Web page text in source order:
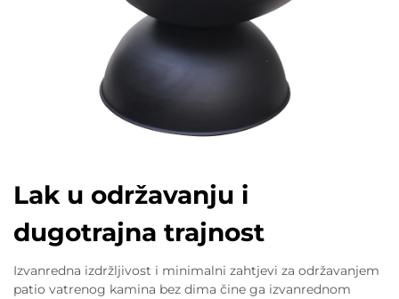
Lak u održavanju i
dugotrajna trajnost
Izvanredna izdržljivost i minimalni zahtjevi za održavanjem
patio vatrenog kamina bez dima čine ga izvanrednom